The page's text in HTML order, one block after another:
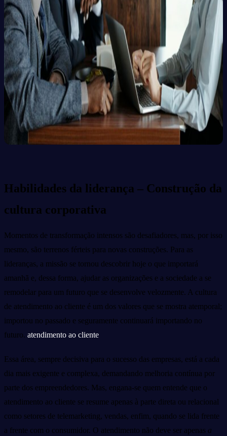
Habilidades da liderança – Construção da
cultura corporativa
Momentos de transformação intensos são desafiadores, mas, por isso
mesmo, são terrenos férteis para novas construções. Para as
lideranças, a missão se tornou descobrir hoje o que importará
amanhã e, dessa forma, ajudar as organizações e a sociedade a se
remodelar para um futuro que se desenvolve velozmente. A cultura
de atendimento ao cliente é um dos valores que se mostra atemporal;
importou no passado e seguramente continuará importando no
futuro. atendimento ao cliente
Essa área, sempre decisiva para o sucesso das empresas, está a cada
dia mais exigente e complexa, demandando melhoria contínua por
parte dos empreendedores. Mas, engana-se quem entende que o
atendimento ao cliente se resume apenas à parte direta ou relacional
como setores de telemarketing, vendas, enfim, quando se lida frente
a frente com o consumidor. O atendimento não deve ser apenas a